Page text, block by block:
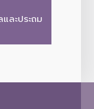
ละประถม